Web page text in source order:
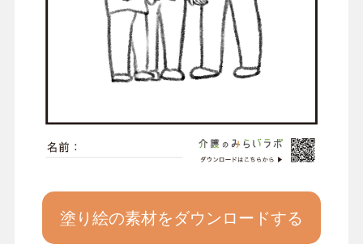
塗り絵の素材をダウンロードする